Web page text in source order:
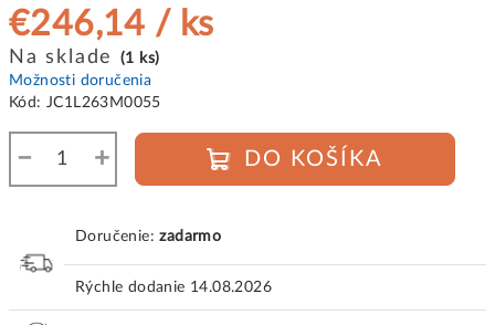
€246,14 / ks
Jednotková
cena:
Na sklade
(1 ks)
Možnosti doručenia
Kód: JC1L263M0055
+
− DO KOŠÍKA
Doručenie:zadarmo
Rýchle dodanie 14.08.2026